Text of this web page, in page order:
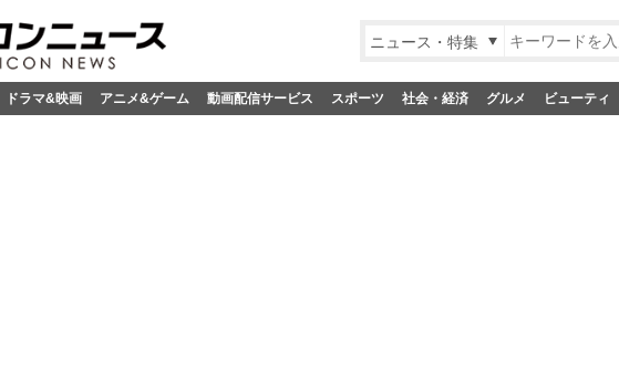
ニュース・特集
ドラマ&映画 アニメ&ゲーム 動画配信サービス スポーツ 社会・経済 グルメ ビューティ